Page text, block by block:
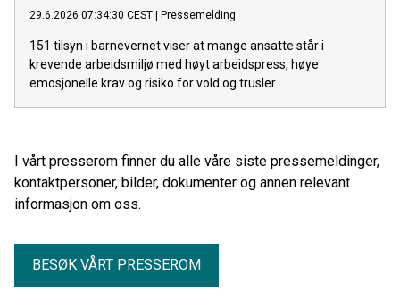
29.6.2026 07:34:30 CEST Pressemelding
151 tilsyn i barnevernet viser at mange ansatte står i
krevende arbeidsmiljø med høyt arbeidspress, høye
emosjonelle krav og risiko for vold og trusler.
I vårt presserom finner du alle våre siste pressemeldinger,
kontaktpersoner, bilder, dokumenter og annen relevant
informasjon om oss.
BESØK VÅRT PRESSEROM